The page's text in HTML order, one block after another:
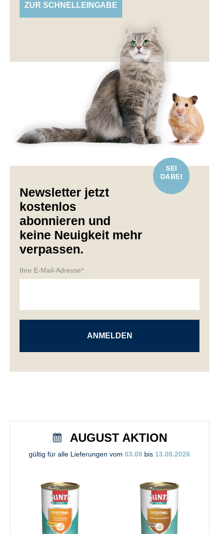
ZUR SCHNELLEINGABE
AUGUST AKTION
gültig für alle Lieferungen vom 03.08 bis 13.08.2026
SEI
DABEI
Newsletter jetzt
kostenlos
abonnieren und
keine Neuigkeit mehr
verpassen.
Ihre E-Mail-Adresse*: